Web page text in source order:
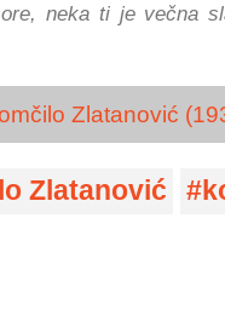
neka ti je večna
Zlatanović
Zlatanović